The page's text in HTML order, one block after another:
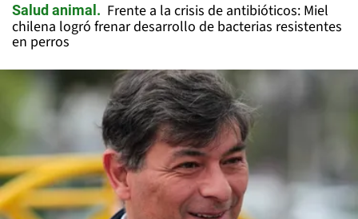
Salud animal
Frente a la crisis de antibióticos: Miel
chilena logró frenar desarrollo de bacterias resistentes
en perros